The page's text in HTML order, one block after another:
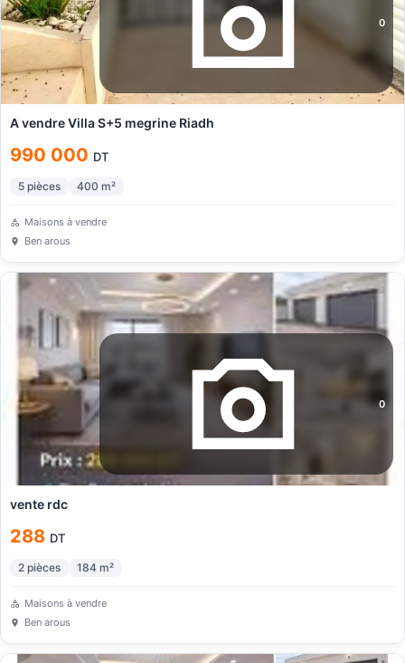
0
A vendre Villa S+5 megrine Riadh
990 000 DT
5 pièces 400 m²
Maisons à vendre
Ben arous
0
vente rdc
288 DT
2 pièces 184 m²
Maisons à vendre
Ben arous